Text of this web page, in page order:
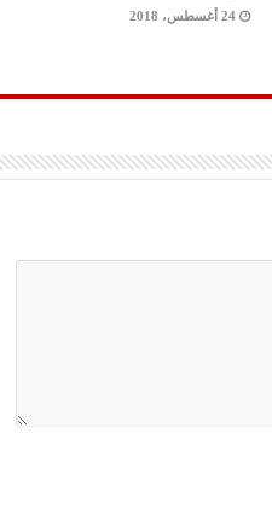
24 أغسطس، 2018